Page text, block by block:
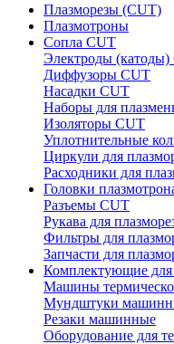
Плазморезы (CUT)
Плазмотроны
Сопла CUT
Электроды (катоды)
Диффузоры CUT
Насадки CUT
Наборы для
Изоляторы CUT
Уплотнительные
Циркули для
Расходники для
Головки
Разъемы CUT
Рукава для
Фильтры для
Запчасти для
Комплектующие для
Машины
Мундштуки
Резаки машинные
Оборудование для